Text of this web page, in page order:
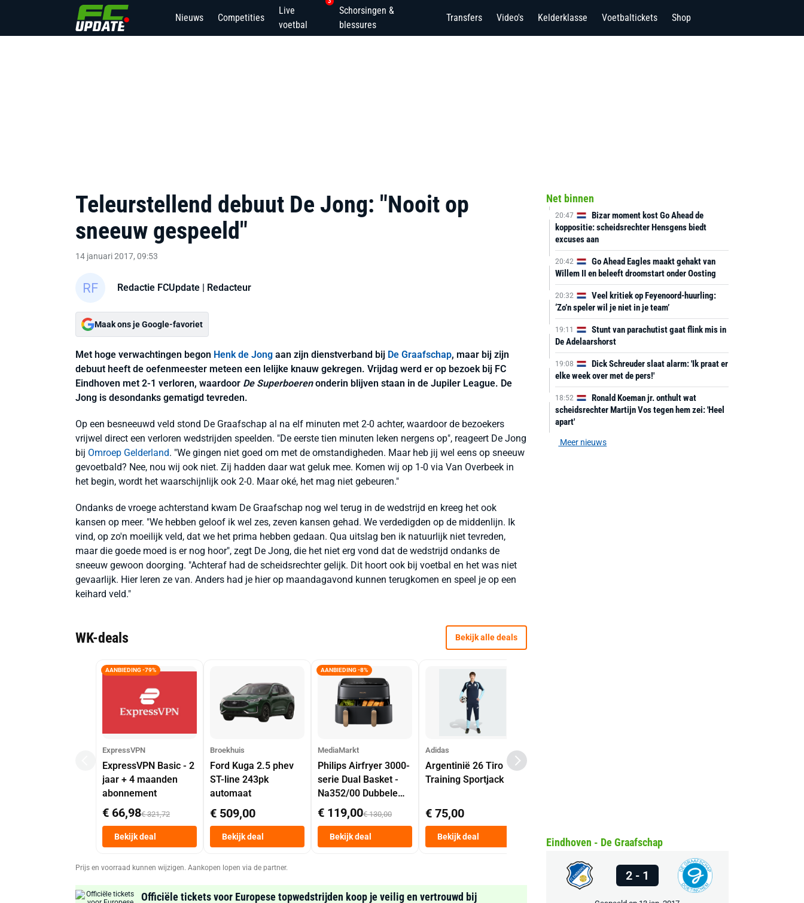
Nieuws Competities
Live
voetbal
Schorsingen &
blessures
Transfers Video's Kelderklasse Voetbaltickets Shop
Teleurstellend debuut De Jong: "Nooit op
sneeuw gespeeld"
14 januari 2017, 09:53
Redactie FCUpdate | Redacteur
Maak ons je Google-favoriet
Met hoge verwachtingen begon Henk de Jong aan zijn dienstverband bij De Graafschap, maar bij zijn
debuut heeft de oefenmeester meteen een lelijke knauw gekregen. Vrijdag werd er op bezoek bij FC
Eindhoven met 2-1 verloren, waardoor De Superboerenonderin blijven staan in de Jupiler League. De
Jong is desondanks gematigd tevreden.
Op een besneeuwd veld stond De Graafschap al na elf minuten met 2-0 achter, waardoor de bezoekers
vrijwel direct een verloren wedstrijden speelden. "De eerste tien minuten leken nergens op", reageert De Jong
bij Omroep Gelderland. "We gingen niet goed om met de omstandigheden. Maar heb jij wel eens op sneeuw
gevoetbald? Nee, nou wij ook niet. Zij hadden daar wat geluk mee. Komen wij op 1-0 via Van Overbeek in
het begin, wordt het waarschijnlijk ook 2-0. Maar oké, het mag niet gebeuren."
Ondanks de vroege achterstand kwam De Graafschap nog wel terug in de wedstrijd en kreeg het ook
kansen op meer. "We hebben geloof ik wel zes, zeven kansen gehad. We verdedigden op de middenlijn. Ik
vind, op zo'n moeilijk veld, dat we het prima hebben gedaan. Qua uitslag ben ik natuurlijk niet tevreden,
maar die goede moed is er nog hoor", zegt De Jong, die het niet erg vond dat de wedstrijd ondanks de
sneeuw gewoon doorging. "Achteraf had de scheidsrechter gelijk. Dit hoort ook bij voetbal en het was niet
gevaarlijk. Hier leren ze van. Anders had je hier op maandagavond kunnen terugkomen en speel je op een
keihard veld."
WK-deals Bekijk alle deals
AANBIEDING -79%
ExpressVPN
ExpressVPN Basic - 2
jaar + 4 maanden
abonnement
€ 66,98€ 321,72
Bekijk deal
Broekhuis
Ford Kuga 2.5 phev
ST-line 243pk
automaat
€ 509,00
Bekijk deal
AANBIEDING -8%
MediaMarkt
Philips Airfryer 3000-
serie Dual Basket -
Na352/00 Dubbele
Mand 9 L Tot 6
Personen
Heteluchtfriteuse
Zwart
€ 119,00€ 130,00
Bekijk deal
Adidas
Argentinië 26 Tiro
Training Sportjack
€ 75,00
Bekijk deal Bekijk deal
Prijs en voorraad kunnen wijzigen. Aankopen lopen via de partner.
Officiële tickets voor Europese topwedstrijden koop je veilig en vertrouwd bij
Net binnen
20:47
Bizar moment kost Go Ahead de
koppositie: scheidsrechter Hensgens biedt
excuses aan
20:42
Go Ahead Eagles maakt gehakt van
Willem II en beleeft droomstart onder Oosting
20:32
Veel kritiek op Feyenoord-huurling:
‘Zo’n speler wil je niet in je team’
19:11
Stunt van parachutist gaat flink mis in
De Adelaarshorst
19:08
Dick Schreuder slaat alarm: 'Ik praat er
elke week over met de pers!'
18:52
Ronald Koeman jr. onthult wat
scheidsrechter Martijn Vos tegen hem zei: 'Heel
apart'
Meer nieuws
Eindhoven - De Graafschap
2 - 1